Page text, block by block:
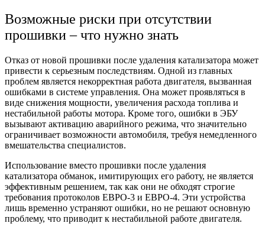
Возможные риски при отсутствии
прошивки – что нужно знать
Отказ от новой прошивки после удаления катализатора может
привести к серьезным последствиям. Одной из главных
проблем является некорректная работа двигателя, вызванная
ошибками в системе управления. Она может проявляться в
виде снижения мощности, увеличения расхода топлива и
нестабильной работы мотора. Кроме того, ошибки в ЭБУ
вызывают активацию аварийного режима, что значительно
ограничивает возможности автомобиля, требуя немедленного
вмешательства специалистов.
Использование вместо прошивки после удаления
катализатора обманок, имитирующих его работу, не является
эффективным решением, так как они не обходят строгие
требования протоколов ЕВРО-3 и ЕВРО-4. Эти устройства
лишь временно устраняют ошибки, но не решают основную
проблему, что приводит к нестабильной работе двигателя.